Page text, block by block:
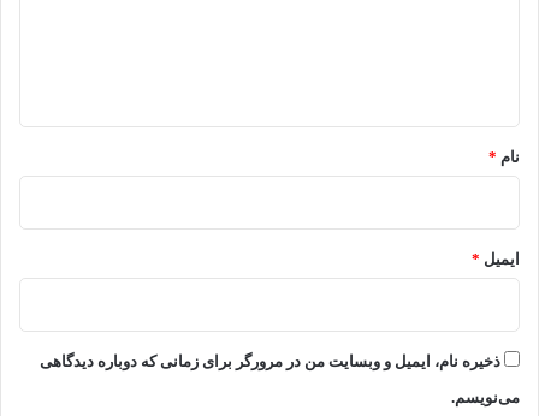
نام *
ایمیل *
ذخیره نام، ایمیل و وبسایت من در مرورگر برای زمانی که دوباره دیدگاهی
می‌نویسم.